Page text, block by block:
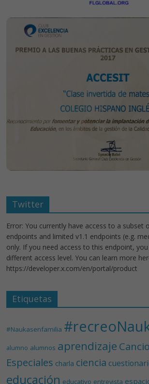
Twitter
Error: You currently have access to a subset
endpoints and limited v1.1 endpoints (e.g.
only. If you need access to this endpoint,
different access level. You can learn more
https://developer.x.com/en/portal/product
Etiquetas
#Naukasenfamilia
alumno alumnos aprendizaje
Especiales charla ciencia
educación educativo entrevista